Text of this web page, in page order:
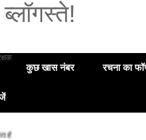
कुछ खास नंबर रचना का